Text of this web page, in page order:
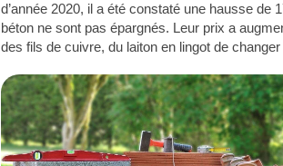
d’année 2020, il a été constaté une hausse
béton ne sont pas épargnés. Leur prix a
des fils de cuivre, du laiton en lingot de